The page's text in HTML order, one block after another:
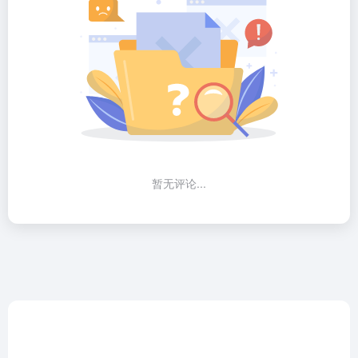
暂无评论...